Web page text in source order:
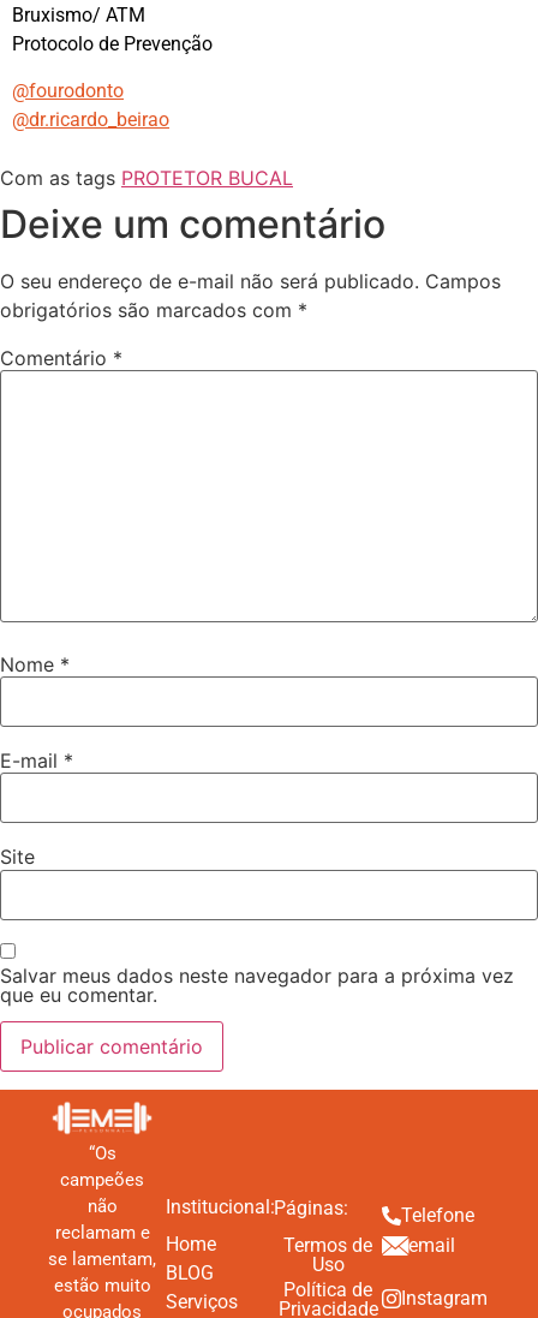
Bruxismo/ ATM
Protocolo de Prevenção
@fourodonto
@dr.ricardo_beirao
Com as tags PROTETOR BUCAL
Deixe um comentário
O seu endereço de e-mail não será publicado. Campos
obrigatórios são marcados com *
Comentário *
Nome *
E-mail *
Site
Salvar meus dados neste navegador para a próxima vez
que eu comentar.
“Os
campeões
não
reclamam e
se lamentam,
estão muito
ocupados
Institucional:
Home
BLOG
Serviços
Páginas:
Termos de
Uso
Política de
Privacidade
Telefone
email
Instagram